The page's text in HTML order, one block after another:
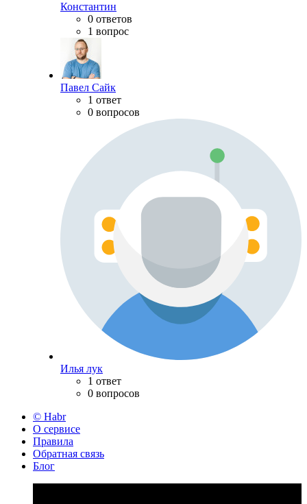
Константин
0 ответов
1 вопрос
Павел Сайк
1 ответ
0 вопросов
Илья лук
1 ответ
0 вопросов
© Habr
О сервисе
Правила
Обратная связь
Блог